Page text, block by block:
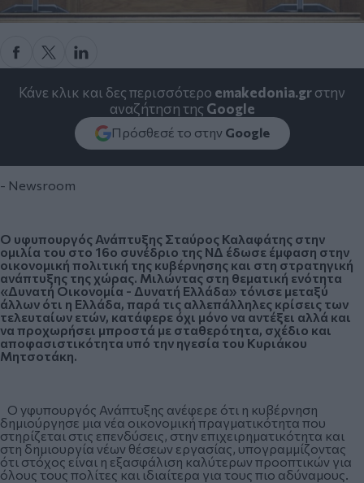
Κάνε κλικ και δες περισσότερο emakedonia.grστην
αναζήτηση της Google
Πρόσθεσέ το στην Google
- Newsroom
Ο υφυπουργός Ανάπτυξης Σταύρος Καλαφάτης στην
ομιλία του στο 16o συνέδριο της ΝΔ έδωσε έμφαση στην
οικονομική πολιτική της κυβέρνησης και στη στρατηγική
ανάπτυξης της χώρας. Μιλώντας στη θεματική ενότητα
«Δυνατή Οικονομία - Δυνατή Ελλάδα» τόνισε μεταξύ
άλλων ότι η Ελλάδα, παρά τις αλλεπάλληλες κρίσεις των
τελευταίων ετών, κατάφερε όχι μόνο να αντέξει αλλά και
να προχωρήσει μπροστά με σταθερότητα, σχέδιο και
αποφασιστικότητα υπό την ηγεσία του Κυριάκου
Μητσοτάκη.
Ο yφυπουργός Ανάπτυξης ανέφερε ότι η κυβέρνηση
δημιούργησε μια νέα οικονομική πραγματικότητα που
στηρίζεται στις επενδύσεις, στην επιχειρηματικότητα και
στη δημιουργία νέων θέσεων εργασίας, υπογραμμίζοντας
ότι στόχος είναι η εξασφάλιση καλύτερων προοπτικών για
όλους τους πολίτες και ιδιαίτερα για τους πιο αδύναμους.